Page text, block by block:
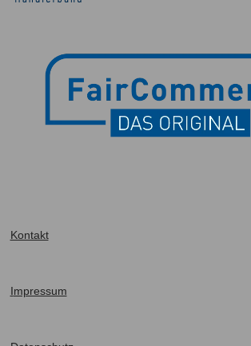
Kontakt
Impressum